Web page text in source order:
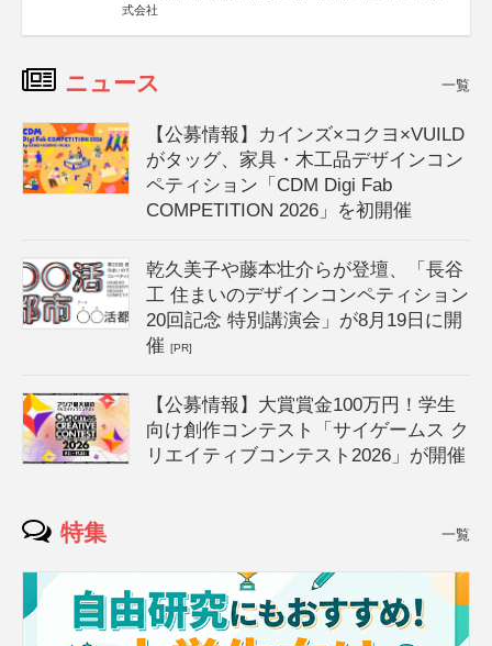
式会社
ニュース 一覧
【公募情報】カインズ×コクヨ×VUILD
がタッグ、家具・木工品デザインコン
ペティション「CDM Digi Fab
COMPETITION 2026」を初開催
乾久美子や藤本壮介らが登壇、「長谷
工 住まいのデザインコンペティション
20回記念 特別講演会」が8月19日に開
催[PR]
【公募情報】大賞賞金100万円！学生
向け創作コンテスト「サイゲームス ク
リエイティブコンテスト2026」が開催
特集 一覧